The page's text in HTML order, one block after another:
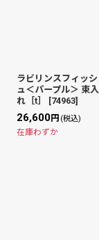
ラビリンスフィッシ
ュ＜パープル＞ 束入
れ［t］
[74963]
26,600円 (税込)
在庫わずか